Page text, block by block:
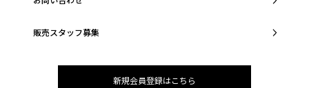
販売スタッフ募集
新規会員登録はこちら